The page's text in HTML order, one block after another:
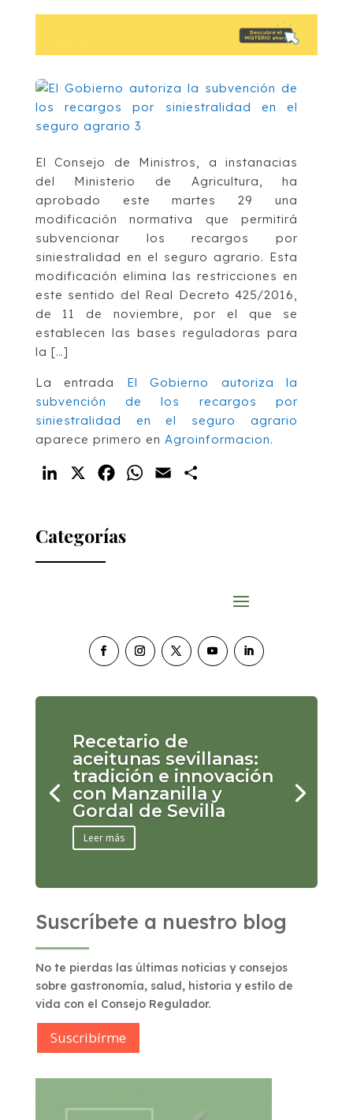
El Consejo de Ministros, a instanacias
del Ministerio de Agricultura, ha
aprobado este martes 29 una
modificación normativa que permitirá
subvencionar los recargos por
siniestralidad en el seguro agrario. Esta
modificación elimina las restricciones en
este sentido del Real Decreto 425/2016,
de 11 de noviembre, por el que se
establecen las bases reguladoras para
la […]
La entrada El Gobierno autoriza la
subvención de los recargos por
siniestralidad en el seguro agrario
aparece primero en Agroinformacion.
LinkedIn FacebookWhatsApp
Email
Categorías
Recetario de
aceitunas sevillanas:
tradición e innovación
con Manzanilla y
Gordal de Sevilla
Leer más
Suscríbete a nuestro blog
No te pierdas las últimas noticias y consejos
sobre gastronomía, salud, historia y estilo de
vida con el Consejo Regulador.
Suscribírme